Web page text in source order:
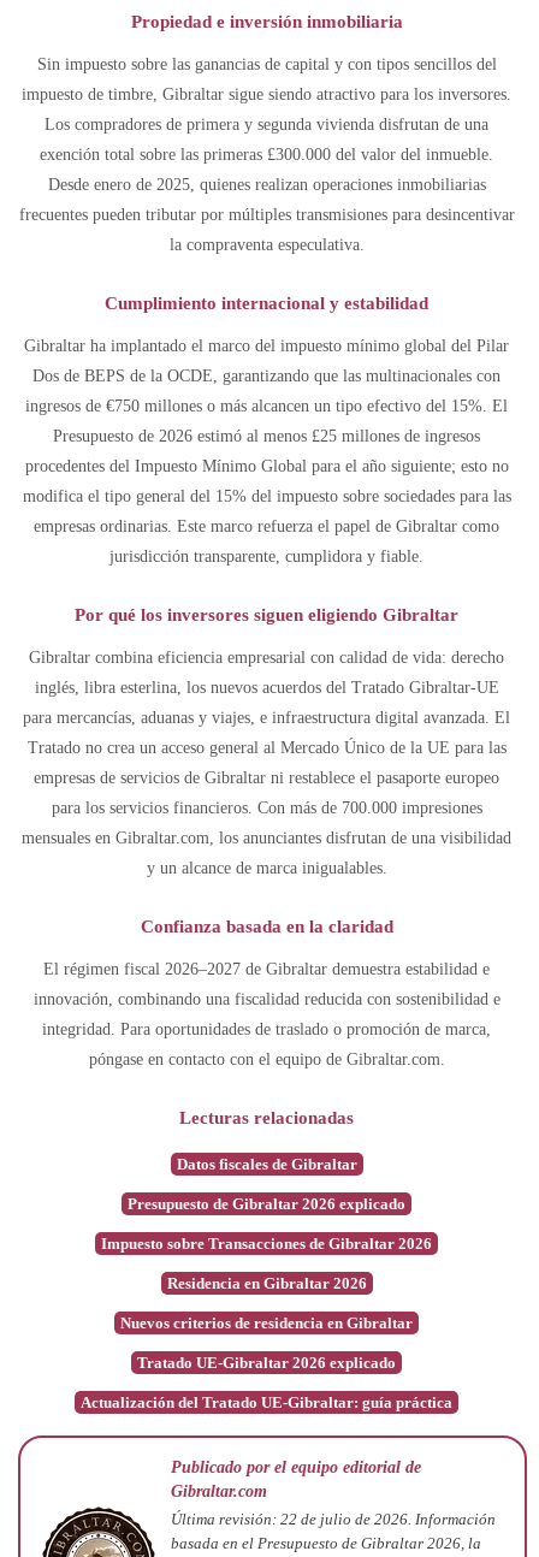
Propiedad e inversión inmobiliaria
Sin impuesto sobre las ganancias de capital y con tipos sencillos del
impuesto de timbre, Gibraltar sigue siendo atractivo para los inversores.
Los compradores de primera y segunda vivienda disfrutan de una
exención total sobre las primeras £300.000 del valor del inmueble.
Desde enero de 2025, quienes realizan operaciones inmobiliarias
frecuentes pueden tributar por múltiples transmisiones para desincentivar
la compraventa especulativa.
Cumplimiento internacional y estabilidad
Gibraltar ha implantado el marco del impuesto mínimo global del Pilar
Dos de BEPS de la OCDE, garantizando que las multinacionales con
ingresos de €750 millones o más alcancen un tipo efectivo del 15%. El
Presupuesto de 2026 estimó al menos £25 millones de ingresos
procedentes del Impuesto Mínimo Global para el año siguiente; esto no
modifica el tipo general del 15% del impuesto sobre sociedades para las
empresas ordinarias. Este marco refuerza el papel de Gibraltar como
jurisdicción transparente, cumplidora y fiable.
Por qué los inversores siguen eligiendo Gibraltar
Gibraltar combina eficiencia empresarial con calidad de vida: derecho
inglés, libra esterlina, los nuevos acuerdos del Tratado Gibraltar-UE
para mercancías, aduanas y viajes, e infraestructura digital avanzada. El
Tratado no crea un acceso general al Mercado Único de la UE para las
empresas de servicios de Gibraltar ni restablece el pasaporte europeo
para los servicios financieros. Con más de 700.000 impresiones
mensuales en Gibraltar.com, los anunciantes disfrutan de una visibilidad
y un alcance de marca inigualables.
Confianza basada en la claridad
El régimen fiscal 2026–2027 de Gibraltar demuestra estabilidad e
innovación, combinando una fiscalidad reducida con sostenibilidad e
integridad. Para oportunidades de traslado o promoción de marca,
póngase en contacto con el equipo de Gibraltar.com.
Lecturas relacionadas
Datos fiscales de Gibraltar
Presupuesto de Gibraltar 2026 explicado
Impuesto sobre Transacciones de Gibraltar 2026
Residencia en Gibraltar 2026
Nuevos criterios de residencia en Gibraltar
Tratado UE-Gibraltar 2026 explicado
Actualización del Tratado UE-Gibraltar: guía práctica
Publicado por el equipo editorial de
Gibraltar.com
Última revisión: 22 de julio de 2026. Información
basada en el Presupuesto de Gibraltar 2026, la